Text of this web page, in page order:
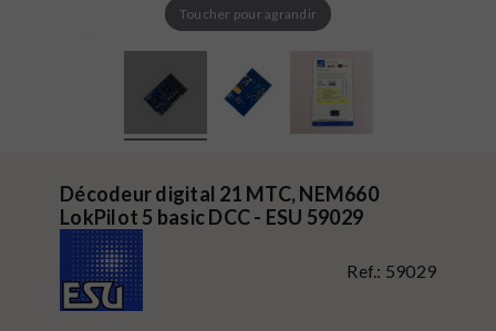
Toucher pour agrandir
Décodeur digital 21 MTC, NEM660
LokPilot 5 basic DCC - ESU 59029
Ref.: 59029